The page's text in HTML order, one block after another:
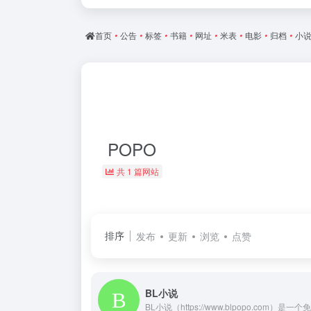
首页 • 公告 • 标签 • 书籍 • 网址 • 米表 • 电影 • 归档 • 小说
POPO
共 1 篇网站
排序 发布 更新 浏览 点赞
BL小说